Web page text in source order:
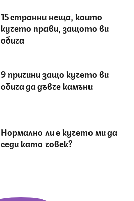
15 странни неща, които
кучето прави, защото ви
обича
9 причини защо кучето ви
обича да дъвче камъни
Нормално ли е кучето ми да
седи като човек?